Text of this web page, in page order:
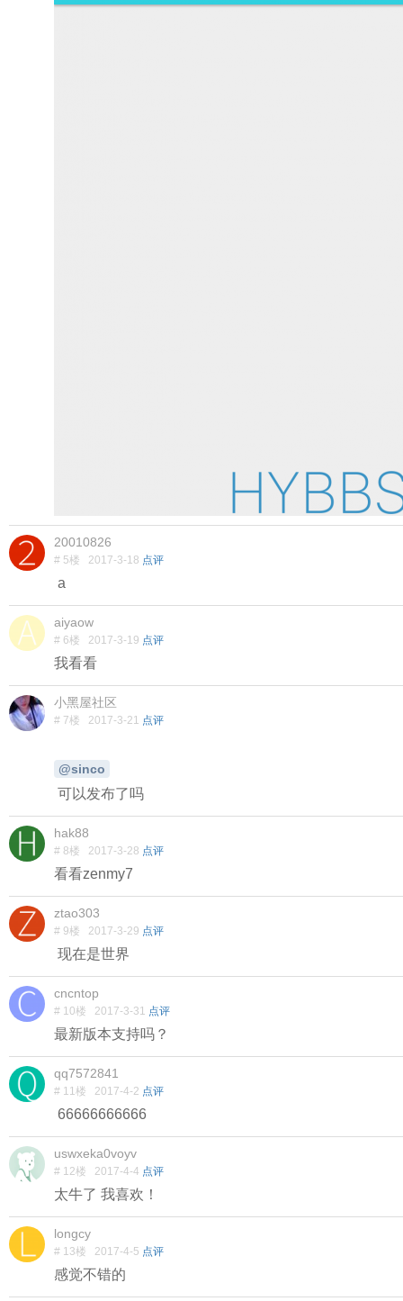
20010826
# 5楼 2017-3-18 点评
a
aiyaow
# 6楼 2017-3-19 点评
我看看
小黑屋社区
# 7楼 2017-3-21 点评
@sinco
可以发布了吗
hak88
# 8楼 2017-3-28 点评
看看zenmy7
ztao303
# 9楼 2017-3-29 点评
现在是世界
cncntop
# 10楼 2017-3-31 点评
最新版本支持吗？
qq7572841
# 11楼 2017-4-2 点评
66666666666
uswxeka0voyv
# 12楼 2017-4-4 点评
太牛了 我喜欢！
longcy
# 13楼 2017-4-5 点评
感觉不错的